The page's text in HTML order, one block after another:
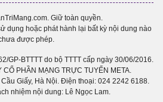
Giữ toàn quyền.
dụng hoặc phát hành lại bất kỳ nội dung nào
được phép.
GP-BTTTT do bộ TTTT cấp ngày 30/06/2016.
PHẦN MẠNG TRỰC TUYẾN META.
Giấy, Hà Nội. Điện thoại: 024 2242 6188.
nhiệm nội dung: Lê Ngọc Lam.